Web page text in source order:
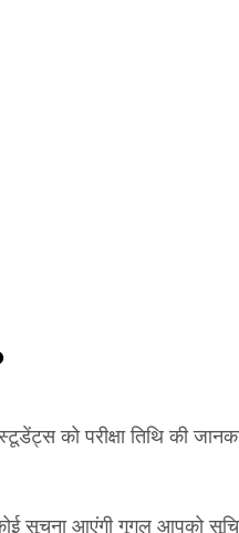
को परीक्षा तिथि की
सूचना आएंगी गूगल आपको